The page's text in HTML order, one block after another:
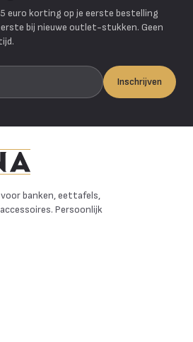
euro korting op je eerste bestelling
bij nieuwe outlet-stukken. Geen
Inschrijven
banken, eettafels,
Persoonlijk